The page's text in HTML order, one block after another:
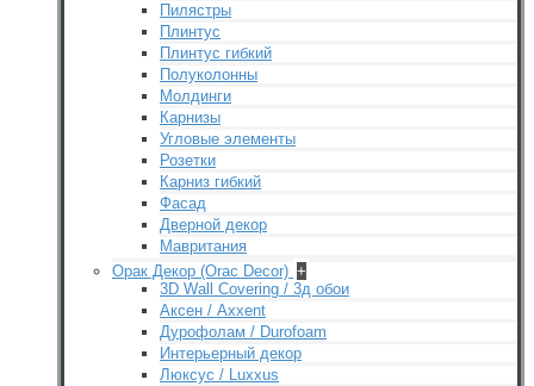
Пилястры
Плинтус
Плинтус гибкий
Полуколонны
Молдинги
Карнизы
Угловые элементы
Розетки
Карниз гибкий
Фасад
Дверной декор
Мавритания
Орак Декор (Orac Decor) +
3D Wall Covering / 3д обои
Аксен / Axxent
Дурофолам / Durofoam
Интерьерный декор
Люксус / Luxxus